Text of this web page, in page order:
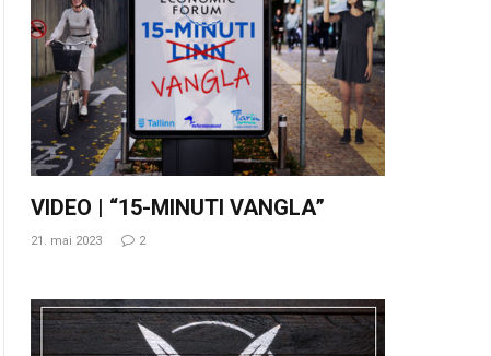
VIDEO | “15-MINUTI VANGLA”
21. mai 2023 2